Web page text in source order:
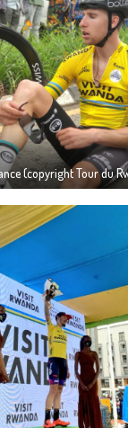
(copyright Tour du